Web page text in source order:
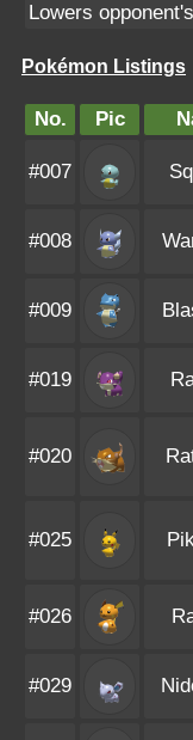
Lowers
Pokémon Listings
No. Pic
#007
#008
#009
#019
#020
#025
#026
#029